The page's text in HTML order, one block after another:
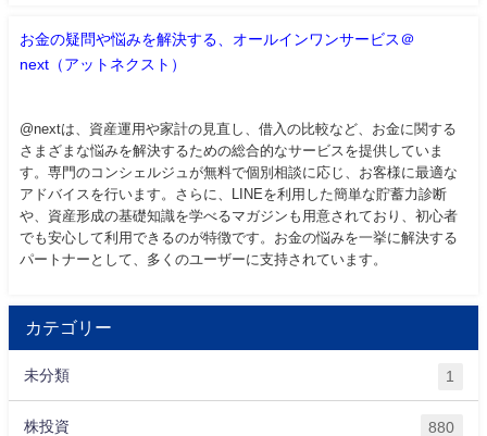
お金の疑問や悩みを解決する、オールインワンサービス＠
next（アットネクスト）
@nextは、資産運用や家計の見直し、借入の比較など、お金に関する
さまざまな悩みを解決するための総合的なサービスを提供していま
す。専門のコンシェルジュが無料で個別相談に応じ、お客様に最適な
アドバイスを行います。さらに、LINEを利用した簡単な貯蓄力診断
や、資産形成の基礎知識を学べるマガジンも用意されており、初心者
でも安心して利用できるのが特徴です。お金の悩みを一挙に解決する
パートナーとして、多くのユーザーに支持されています。
カテゴリー
未分類 1
株投資 880